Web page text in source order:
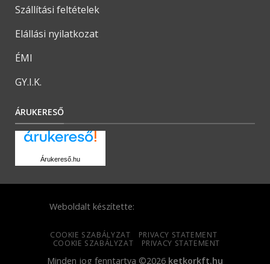
Szállítási feltételek
Elállási nyilatkozat
ÉMI
GY.I.K.
ÁRUKERESŐ
Árukereső.hu
Weboldalt készítette:
COOKIE SZABÁLYZAT
PRIVACY STATEMENT
COOKIE SZABÁLYZAT
PRIVACY STATEMENT
Minden jog fenntartva ©2026 ketkorkft.hu